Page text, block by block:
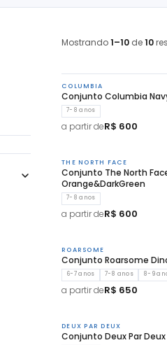
Mostrando1–10 de10
COLUMBIA
Conjunto Columbia
7-8 anos
a partir deR$ 600
THE NORTH FACE
Conjunto The North
Orange&DarkGreen
7-8 anos
a partir deR$ 600
ROARSOME
Conjunto Roarsome
6-7 anos 7-8 anos 8-9
a partir deR$ 650
DEUX PAR DEUX
Conjunto Deux Par Deux